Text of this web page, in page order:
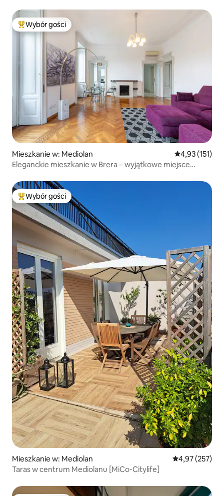
Najpopularniejsze z kategorii Wybór gości
Wybór gości
Mieszkanie w: Mediolan Średnia
4,93 (151)
Eleganckie mieszkanie w Brera – wyjątkowe miejsce
Najpopularniejsze z kategorii Wybór gości
Wybór gości
Mieszkanie w: Mediolan Średnia
4,97 (257)
Taras w centrum Mediolanu [MiCo-Citylife]